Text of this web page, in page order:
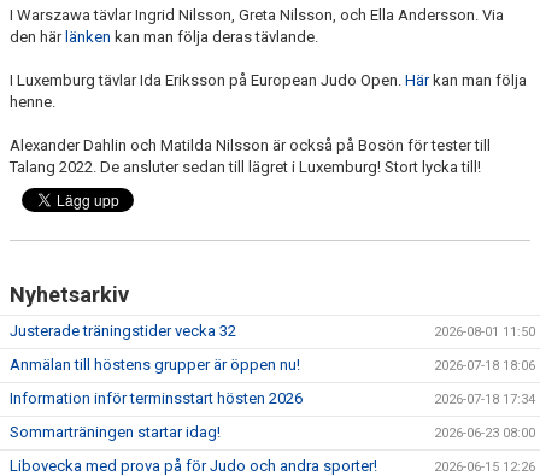
I Warszawa tävlar Ingrid Nilsson, Greta Nilsson, och Ella Andersson. Via
den här länken kan man följa deras tävlande.
I Luxemburg tävlar Ida Eriksson på European Judo Open. Härkan man följa
henne.
Alexander Dahlin och Matilda Nilsson är också på Bosön för tester till
Talang 2022. De ansluter sedan till lägret i Luxemburg! Stort lycka till!
Nyhetsarkiv
Justerade träningstider vecka 32 2026-08-01 11:50
Anmälan till höstens grupper är öppen nu! 2026-07-18 18:06
Information inför terminsstart hösten 2026 2026-07-18 17:34
Sommarträningen startar idag! 2026-06-23 08:00
Libovecka med prova på för Judo och andra sporter! 2026-06-15 12:26